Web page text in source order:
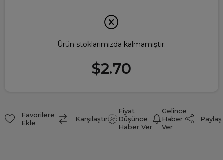
Ürün stoklarımızda kalmamıştır.
$2.70
Favorilere
Ekle
Karşılaştır
Fiyat
Düşünce
Haber Ver
Gelince
Haber
Ver
Paylaş